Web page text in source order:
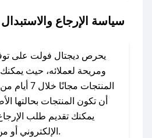
مراسلتنا مباشرة وسنعمل
للحصول على كوبونات
سياسة الإرجاع
يحرص ديجتال فولت على
ومريحة لعملائه، حيث
المنتجات
أن تكون المنتجات بحالتها
يمكنك تقديم طلب
الإلكتروني أو من خلال خدمة العملاء.